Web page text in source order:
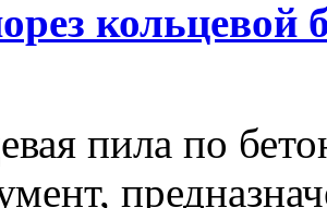
пила по